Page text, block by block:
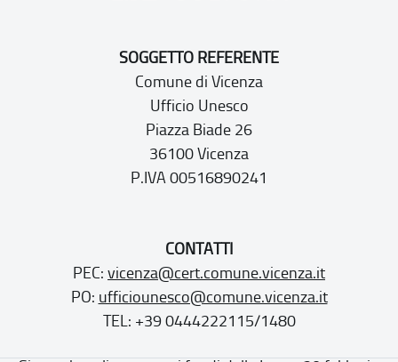
SOGGETTO REFERENTE
Comune di Vicenza
Ufficio Unesco
Piazza Biade 26
36100 Vicenza
P.IVA 00516890241
CONTATTI
PEC: vicenza@cert.comune.vicenza.it
PO: ufficiounesco@comune.vicenza.it
TEL: +39 0444222115/1480